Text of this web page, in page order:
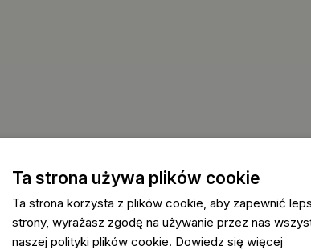
Ta strona używa plików cookie
Ta strona korzysta z plików cookie, aby zapewnić
strony, wyrażasz zgodę na używanie przez nas
naszej polityki plików cookie. Dowiedz się więcej